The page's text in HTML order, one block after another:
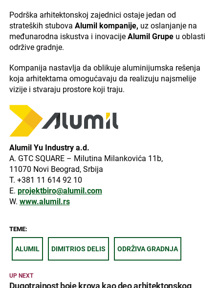
Podrška arhitektonskoj zajednici ostaje jedan od
strateških stubova Alumil kompanije, uz oslanjanje na
međunarodna iskustva i inovacije Alumil Grupeu oblasti
održive gradnje.
Kompanija nastavlja da oblikuje aluminijumska rešenja
koja arhitektama omogućavaju da realizuju najsmelije
vizije i stvaraju prostore koji traju.
Alumil Yu Industry a.d.
A. GTC SQUARE – Milutina Milankovića 11b,
11070 Novi Beograd, Srbija
T. +381 11 614 92 10
E. projektbiro@alumil.com
W. www.alumil.rs
TEME:
ALUMIL DIMITRIOS DELIS ODRŽIVA GRADNJA
UP NEXT
Dugotrajnost boje krova kao deo arhitektonskog